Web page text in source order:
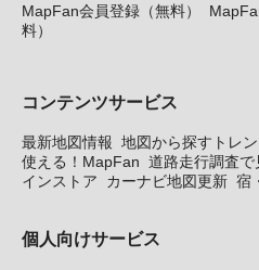
MapFan会員登録（無料）
料）
コンテンツサービス
最新地図情報 地図から探すトレン
使える！MapFan 道路走行調査
インストア
カーナビ地図更新 宿
個人向けサービス